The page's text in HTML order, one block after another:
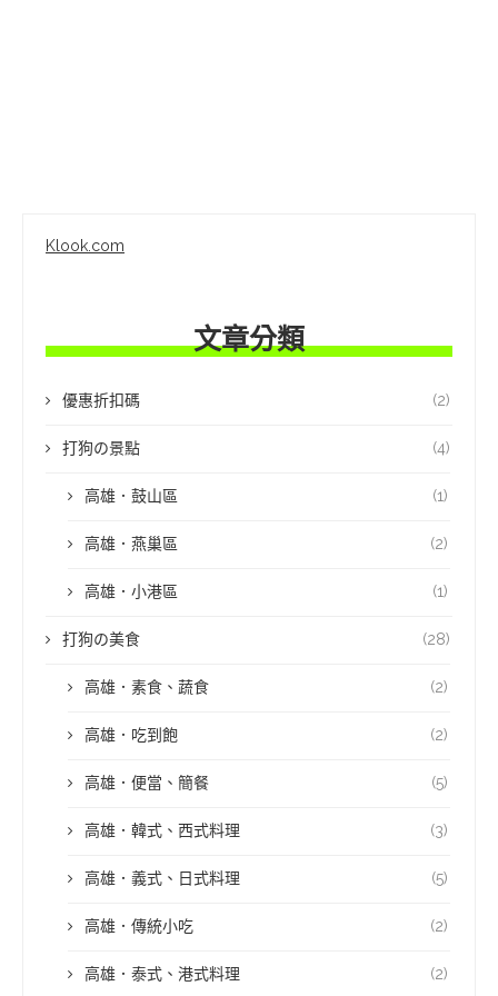
Klook.com
文章分類
優惠折扣碼 (2)
打狗の景點 (4)
高雄．鼓山區 (1)
高雄．燕巢區 (2)
高雄．小港區 (1)
打狗の美食 (28)
高雄．素食、蔬食 (2)
高雄．吃到飽 (2)
高雄．便當、簡餐 (5)
高雄．韓式、西式料理 (3)
高雄．義式、日式料理 (5)
高雄．傳統小吃 (2)
高雄．泰式、港式料理 (2)